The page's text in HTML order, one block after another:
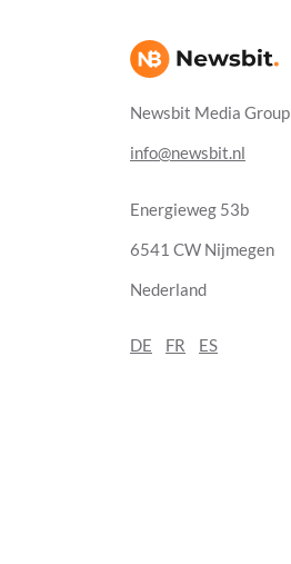
Newsbit Media Group
info@newsbit.nl
Energieweg 53b
6541 CW Nijmegen
Nederland
DE FR ES